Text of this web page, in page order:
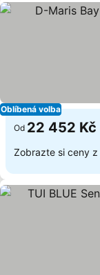
Oblíbená volba
Od 22 452 Kč
Zobrazte si ceny z